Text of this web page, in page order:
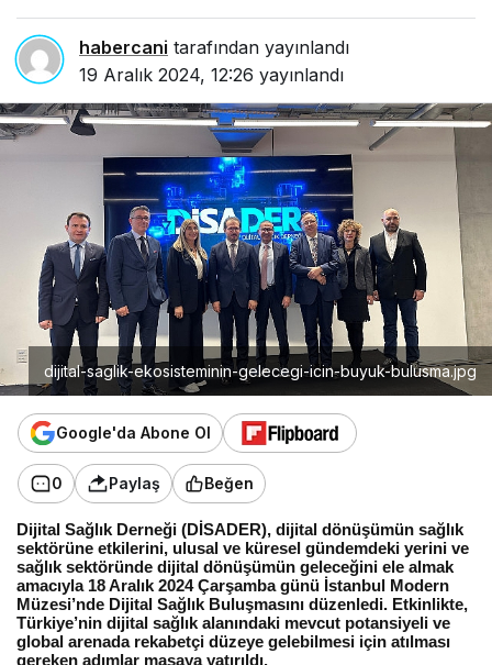
habercani tarafından yayınlandı
19 Aralık 2024, 12:26 yayınlandı
dijital-saglik-ekosisteminin-gelecegi-icin-buyuk-bulusma.jpg
Google'da Abone Ol
0 Paylaş Beğen
Dijital Sağlık Derneği (DİSADER), dijital dönüşümün sağlık
sektörüne etkilerini, ulusal ve küresel gündemdeki yerini ve
sağlık sektöründe dijital dönüşümün geleceğini ele almak
amacıyla 18 Aralık 2024 Çarşamba günü İstanbul Modern
Müzesi’nde Dijital Sağlık Buluşmasını düzenledi. Etkinlikte,
Türkiye’nin dijital sağlık alanındaki mevcut potansiyeli ve
global arenada rekabetçi düzeye gelebilmesi için atılması
gereken adımlar masaya yatırıldı.